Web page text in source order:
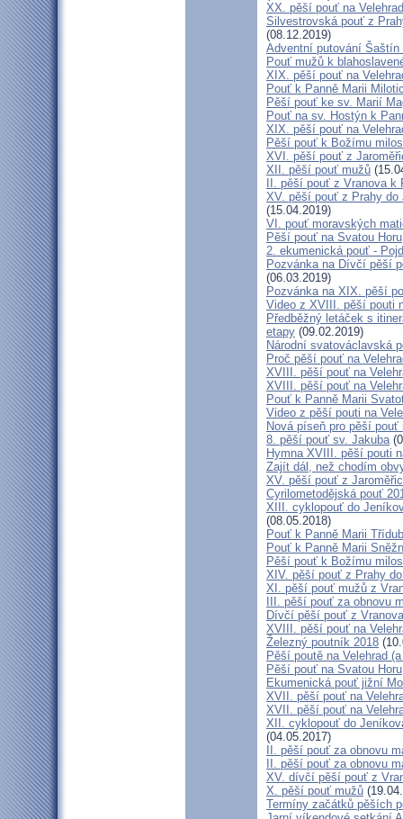
XX. pěší pouť na
Silvestrovská pouť z
(08.12.2019)
Adventní putování Šaštín
Pouť mužů k
XIX. pěší pouť na
Pouť k Panně Marii
Pěší pouť ke sv. Marií
Pouť na sv. Hostýn k
XIX. pěší pouť na
Pěší pouť k Božímu
XVI. pěší pouť z
XII. pěší pouť mužů
II. pěší pouť z Vranova k
XV. pěší pouť z Prahy
(15.04.2019)
VI. pouť moravských
Pěší pouť na Svatou Horu
2. ekumenická pouť -
Pozvánka na Dívčí pěší
(06.03.2019)
Pozvánka na XIX. pěší
Video z XVIII. pěší pouti
Předběžný letáček s
etapy (09.02.2019)
Národní svatováclavská
Proč pěší pouť na
XVIII. pěší pouť na
XVIII. pěší pouť na
Pouť k Panně Marii
Video z pěší pouti na
Nová píseň pro pěší
8. pěší pouť sv. Jakuba
Hymna XVIII. pěší pouti
Zajít dál, než chodím
XV. pěší pouť z
Cyrilometodějská pouť
XIII. cyklopouť do
(08.05.2018)
Pouť k Panně Marii
Pouť k Panně Marii
Pěší pouť k Božímu
XIV. pěší pouť z Prahy
XI. pěší pouť mužů z
III. pěší pouť za obnovu
Dívčí pěší pouť z
XVIII. pěší pouť na
Železný poutník 2018
Pěší poutě na Velehrad
Pěší pouť na Svatou Horu
Ekumenická pouť jižní
XVII. pěší pouť na
XVII. pěší pouť na
XII. cyklopouť do
(04.05.2017)
II. pěší pouť za obnovu
II. pěší pouť za obnovu
XV. dívčí pěší pouť z
X. pěší pouť mužů
Termíny začátků pěších